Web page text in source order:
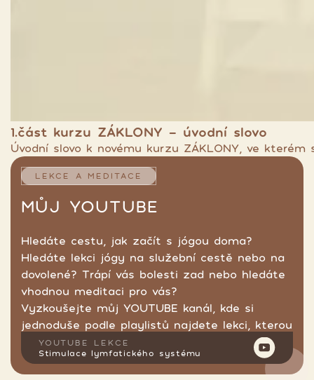
1.část kurzu ZÁKLONY - úvodní slovo
Úvodní slovo k novému kurzu ZÁKLONY, ve
LEKCE A MEDITACE
MŮJ YOUTUBE
Hledáte cestu, jak začít s jógou doma?
Hledáte lekci jógy na služební cestě nebo na
dovolené? Trápí vás bolesti zad nebo hledáte
vhodnou meditaci pro vás?
Vyzkoušejte můj YOUTUBE kanál, kde si
jednoduše podle playlistů najdete lekci, kterou
hledáte.
YOUTUBE LEKCE
Stimulace lymfatického systému